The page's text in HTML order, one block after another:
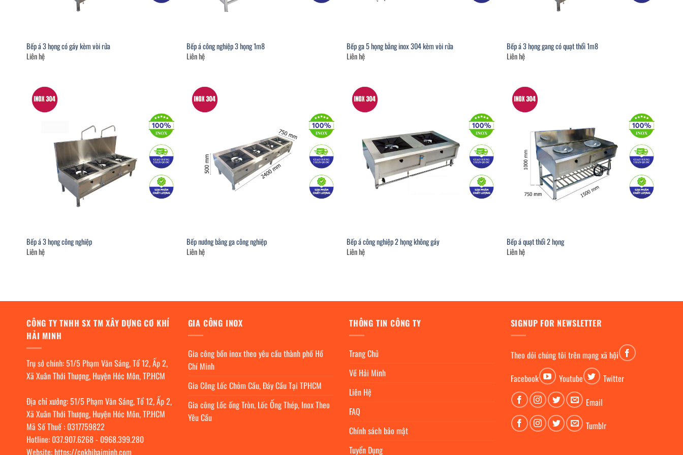
Bếp á 3 họng có gáy kèm vòi rửa
Liên hệ
Bếp á công nghiệp 3 họng 1m8
Liên hệ
Bếp ga 5 họng bằng inox 304 kèm vòi rửa
Liên hệ
Bếp á 3 họng gang có quạt thổi 1m8
Liên hệ
Bếp á 3 họng công nghiệp
Liên hệ
Bếp nướng bằng ga công nghiệp
Liên hệ
Bếp á công nghiệp 2 họng không gáy
Liên hệ
Bếp á quạt thổi 2 họng
Liên hệ
CÔNG TY TNHH SX TM XÂY DỰNG CƠ KHÍ
HẢI MINH
Trụ sở chính: 51/5 Phạm Văn Sáng, Tổ 12, Ấp 2,
Xã Xuân Thới Thượng, Huyện Hóc Môn, TP.HCM
Địa chỉ xưởng: 51/5 Phạm Văn Sáng, Tổ 12, Ấp 2,
Xã Xuân Thới Thượng, Huyện Hóc Môn, TP.HCM
Mã Số Thuế : 0317759822
Hotline: 037.907.6268- 0968.399.280
Website: https://cokhihaiminh.com
GIA CÔNG INOX
Gia công bồn inox theo yêu cầu thành phố Hồ
Chí Minh
Gia Công Lốc Chỏm Cầu, Đáy Cầu Tại TPHCM
Gia công Lốc ống Tròn, Lốc Ống Thép, Inox Theo
Yêu Cầu
THÔNG TIN CÔNG TY
Trang Chủ
Về Hải Minh
Liên Hệ
FAQ
Chính sách bảo mật
Tuyển Dụng
SIGNUP FOR NEWSLETTER
Theo dỏi chúng tôi trên mạng xã hội
Facebook
Youtube
Twitter
Email
Tumblr